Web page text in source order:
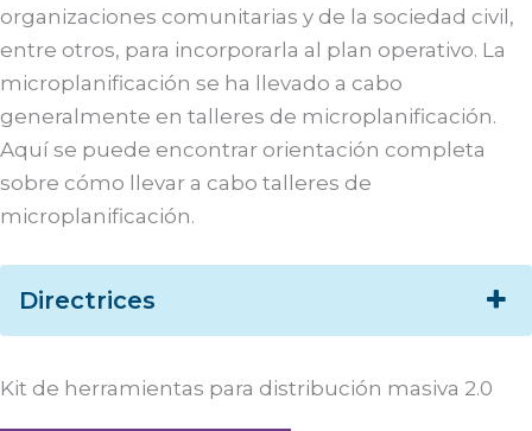
organizaciones comunitarias y de la sociedad civil,
entre otros, para incorporarla al plan operativo. La
microplanificación se ha llevado a cabo
generalmente en talleres de microplanificación.
Aquí se puede encontrar orientación completa
sobre cómo llevar a cabo talleres de
microplanificación.
Directrices
Kit de herramientas para distribución masiva 2.0